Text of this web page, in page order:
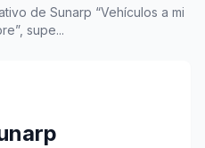
de Sunarp “Vehículos a mi
supe...